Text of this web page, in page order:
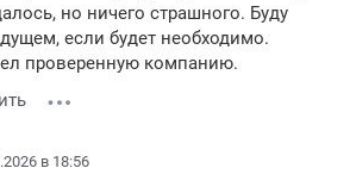
но ничего страшного. Буду
если будет необходимо.
проверенную компанию.
в 18:56